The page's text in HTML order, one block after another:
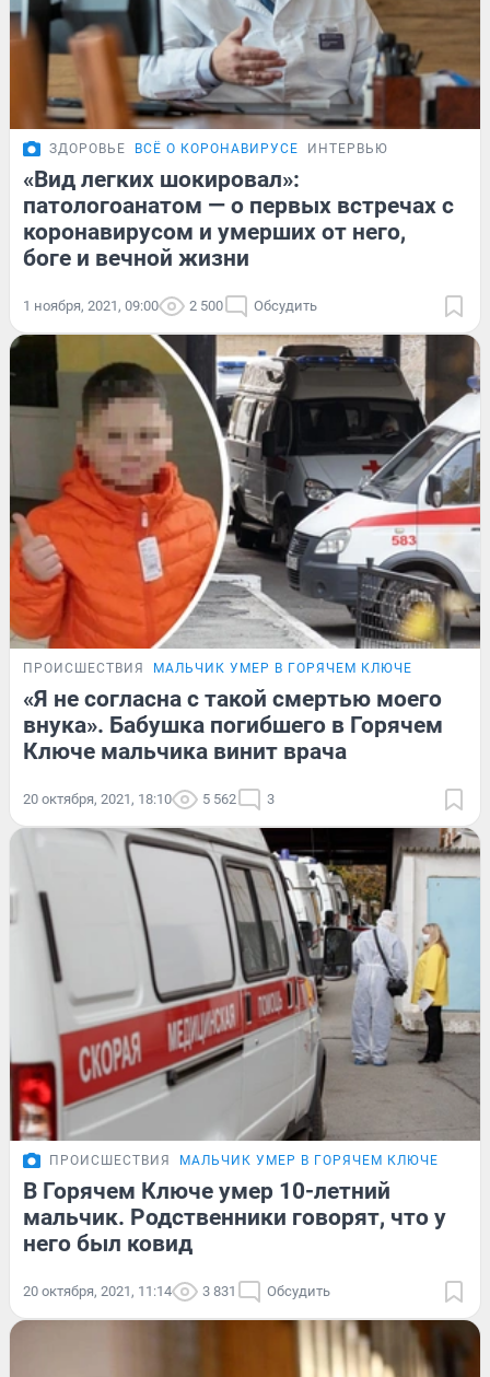
ЗДОРОВЬЕ ВСЁ О КОРОНАВИРУСЕ ИНТЕРВЬЮ
«Вид легких шокировал»:
патологоанатом — о первых встречах с
коронавирусом и умерших от него,
боге и вечной жизни
1 ноября, 2021, 09:00 2 500 Обсудить
ПРОИСШЕСТВИЯ МАЛЬЧИК УМЕР В ГОРЯЧЕМ КЛЮЧЕ
«Я не согласна с такой смертью моего
внука». Бабушка погибшего в Горячем
Ключе мальчика винит врача
20 октября, 2021, 18:10 5 562 3
ПРОИСШЕСТВИЯ МАЛЬЧИК УМЕР В ГОРЯЧЕМ КЛЮЧЕ
В Горячем Ключе умер 10-летний
мальчик. Родственники говорят, что у
него был ковид
20 октября, 2021, 11:14 3 831 Обсудить